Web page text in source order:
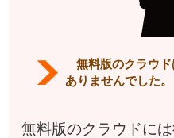
無料版のクラウ
ありませんでした。
無料版のクラウドに